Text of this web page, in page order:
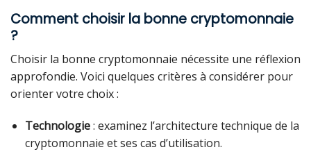
Comment choisir la bonne cryptomonnaie
?
Choisir la bonne cryptomonnaie nécessite une réflexion
approfondie. Voici quelques critères à considérer pour
orienter votre choix :
Technologie: examinez l’architecture technique de la
cryptomonnaie et ses cas d’utilisation.